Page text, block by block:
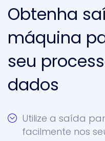
Obtenha
máquina
seu
dados
Utilize a saída
facilmente nos